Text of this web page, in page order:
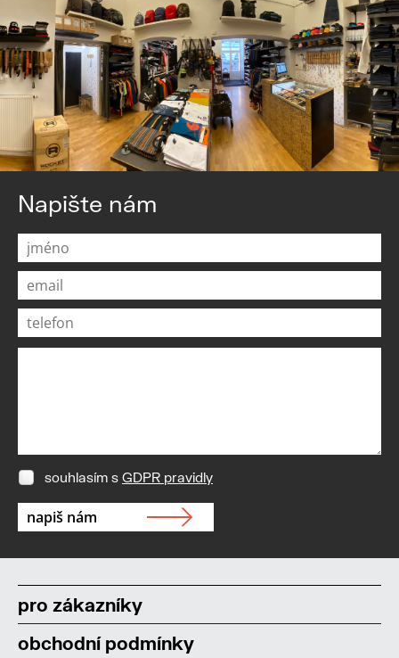
Napište nám
souhlasím s GDPR pravidly
pro zákazníky
obchodní podmínky